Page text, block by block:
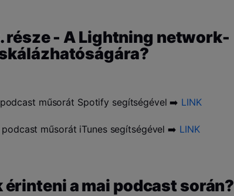
része - A Lightning network-
műsorát Spotify segítségével ➡️ LINK
műsorát iTunes segítségével ➡️ LINK
a mai podcast során?